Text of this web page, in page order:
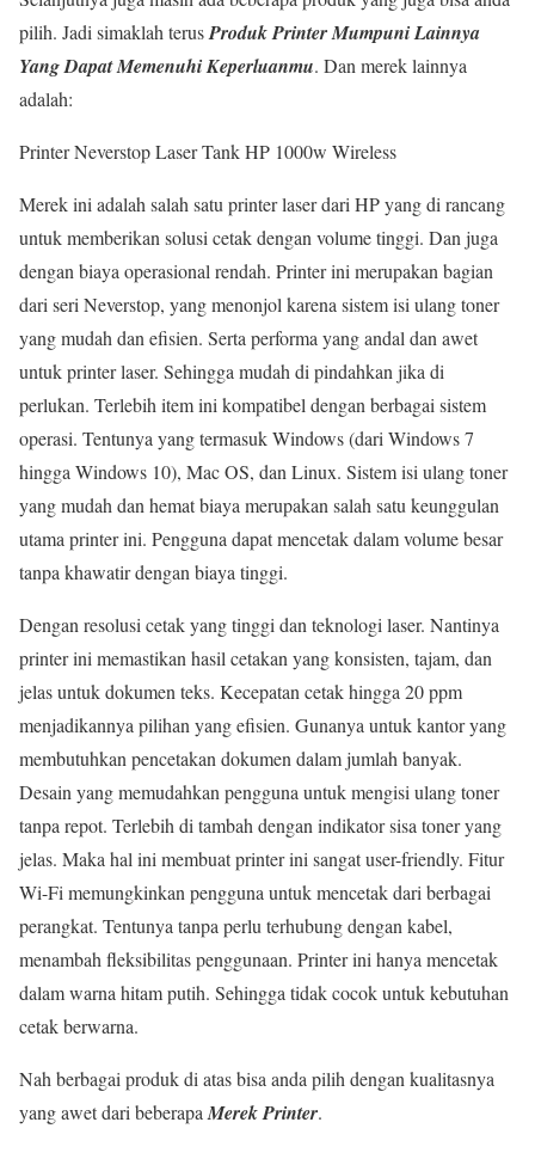
pilih. Jadi simaklah terusProduk Printer Mumpuni Lainnya
Yang Dapat Memenuhi Keperluanmu. Dan merek lainnya
adalah:
Printer Neverstop Laser Tank HP 1000w Wireless
Merek ini adalah salah satu printer laser dari HP yang di rancang
untuk memberikan solusi cetak dengan volume tinggi. Dan juga
dengan biaya operasional rendah. Printer ini merupakan bagian
dari seri Neverstop, yang menonjol karena sistem isi ulang toner
yang mudah dan efisien. Serta performa yang andal dan awet
untuk printer laser. Sehingga mudah di pindahkan jika di
perlukan. Terlebih item ini kompatibel dengan berbagai sistem
operasi. Tentunya yang termasuk Windows (dari Windows 7
hingga Windows 10), Mac OS, dan Linux. Sistem isi ulang toner
yang mudah dan hemat biaya merupakan salah satu keunggulan
utama printer ini. Pengguna dapat mencetak dalam volume besar
tanpa khawatir dengan biaya tinggi.
Dengan resolusi cetak yang tinggi dan teknologi laser. Nantinya
printer ini memastikan hasil cetakan yang konsisten, tajam, dan
jelas untuk dokumen teks. Kecepatan cetak hingga 20 ppm
menjadikannya pilihan yang efisien. Gunanya untuk kantor yang
membutuhkan pencetakan dokumen dalam jumlah banyak.
Desain yang memudahkan pengguna untuk mengisi ulang toner
tanpa repot. Terlebih di tambah dengan indikator sisa toner yang
jelas. Maka hal ini membuat printer ini sangat user-friendly. Fitur
Wi-Fi memungkinkan pengguna untuk mencetak dari berbagai
perangkat. Tentunya tanpa perlu terhubung dengan kabel,
menambah fleksibilitas penggunaan. Printer ini hanya mencetak
dalam warna hitam putih. Sehingga tidak cocok untuk kebutuhan
cetak berwarna.
Nah berbagai produk di atas bisa anda pilih dengan kualitasnya
yang awet dari beberapa Merek Printer.